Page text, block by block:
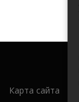
Карта сайта